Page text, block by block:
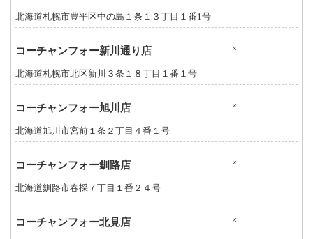
北海道札幌市豊平区中の島１条１３丁目１番1号
コーチャンフォー新川通り店 ×
北海道札幌市北区新川３条１８丁目１番１号
コーチャンフォー旭川店 ×
北海道旭川市宮前１条２丁目４番１号
コーチャンフォー釧路店 ×
北海道釧路市春採７丁目１番２４号
コーチャンフォー北見店 ×